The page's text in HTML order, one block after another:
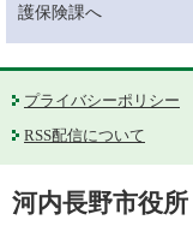
護保険課へ
プライバシーポリシー
RSS配信について
河内長野市役所